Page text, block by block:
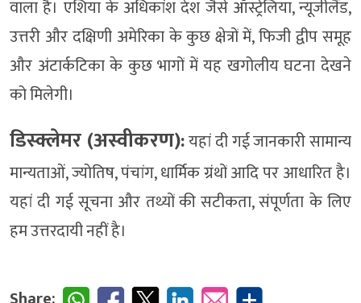
वाला है। एशिया के अधिकांश देश जैसे ऑस्ट्रेलिया, न्यूजीलैंड,
उत्तरी और दक्षिणी अमेरिका के कुछ क्षेत्रों में, फिजी द्वीप समूह
और अंटार्कटिका के कुछ भागों में यह खगोलीय घटना देखने
को मिलेगी।
डिस्क्लेमर (अस्वीकरण):यहां दी गई जानकारी सामान्य
मान्यताओं, ज्योतिष, पंचांग, धार्मिक ग्रंथों आदि पर आधारित है।
यहां दी गई सूचना और तथ्यों की सटीकता, संपूर्णता के लिए
हम उत्तरदायी नहीं है।